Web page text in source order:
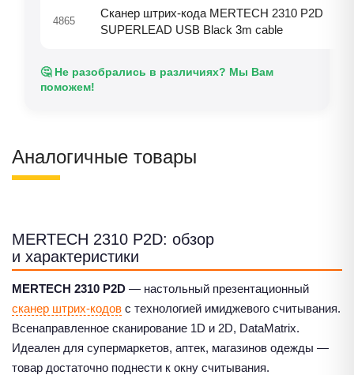
4865
Сканер штрих-кода MERTECH 2310 P2D
SUPERLEAD USB Black 3m cable
🤔 Не разобрались в различиях? Мы Вам
поможем!
Аналогичные товары
MERTECH 2310 P2D: обзор
и характеристики
MERTECH 2310 P2D — настольный презентационный
сканер штрих-кодов с технологией имиджевого считывания.
Всенаправленное сканирование 1D и 2D, DataMatrix.
Идеален для супермаркетов, аптек, магазинов одежды —
товар достаточно поднести к окну считывания.